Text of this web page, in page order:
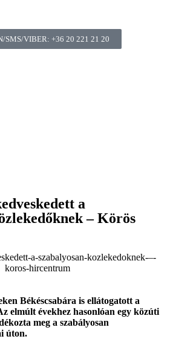
SMS/VIBER: +36 20 221 21 20
a
– Körös
Békéscsabára is ellátogatott a
elmúlt évekhez hasonlóan egy közúti
meg a szabályosan
úton.